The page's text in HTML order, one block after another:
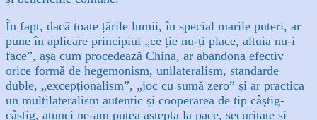
În fapt, dacă toate țările lumii, în special marile puteri, ar
pune în aplicare principiul „ce ție nu-ți place, altuia nu-i
face”, așa cum procedează China, ar abandona efectiv
orice formă de hegemonism, unilateralism, standarde
duble, „excepționalism”, „joc cu sumă zero” și ar practica
un multilateralism autentic și cooperarea de tip câștig-
câștig, atunci ne-am putea aștepta la pace, securitate și